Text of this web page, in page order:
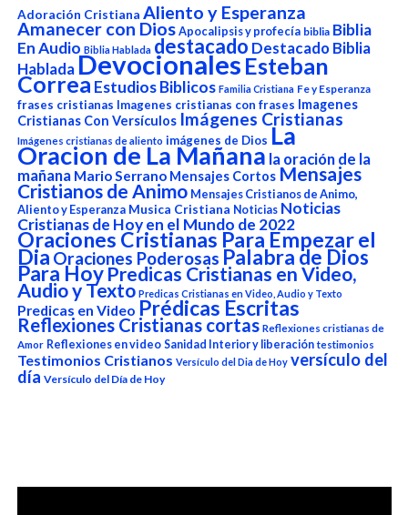
Adoración Cristiana Aliento y Esperanza
Amanecer con Dios Apocalipsis y profecía biblia Biblia
En Audio Biblia Hablada destacado Destacado Biblia
HabladaDevocionalesEsteban
Correa Estudios Biblicos Familia Cristiana Fe y Esperanza
frases cristianas Imagenes cristianas con frases Imagenes
Cristianas Con Versículos Imágenes Cristianas
Imágenes cristianas de aliento imágenes de Dios La
Oracion de La Mañana la oración de la
mañana Mario Serrano Mensajes Cortos Mensajes
Cristianos de Animo Mensajes Cristianos de Animo,
Aliento y Esperanza Musica Cristiana Noticias Noticias
Cristianas de Hoy en el Mundo de 2022
Oraciones Cristianas Para Empezar el
DiaOraciones Poderosas Palabra de Dios
Para Hoy Predicas Cristianas en Video,
Audio y Texto Predicas Cristianas en Video, Audio y Texto
Predicas en Video Prédicas Escritas
Reflexiones Cristianas cortas Reflexiones cristianas de
Amor Reflexiones en video Sanidad Interior y liberación testimonios
Testimonios Cristianos Versículo del Dia de Hoy versículo del
día Versículo del Día de Hoy
Reproductor